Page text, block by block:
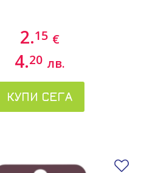
2.15 €
4.20 лв.
КУПИ СЕГА